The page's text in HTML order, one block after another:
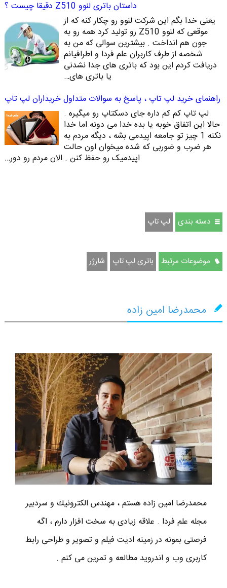
داستان باتری لنوو Z510 دقیقا چیست ؟
یعنی خدا بگم این شرکت لنوو رو چکار کنه که از
موقعی که لنوو Z510 رو تولید کرد همه رو به
جون هم انداخت . بیشترین سوالی که من به
شخصه از طرف کاربران علم فردا و اطرافیانم
دریافت کردم این بود که باتری های جدا نشدنی
یا باتری های…
راهنمای خرید لپ تاپ ، پاسخ به سوالات متداول خریداران لپ تاپ
لپ تاپ کم کم داره جای دسکتاپ رو میگیره .
حالا این اتفاق خوبه یا بده خدا می دونه اما خدا
نکنه 1 چیز تو جامعه اپیدمی بشه ، دیگه مردم به
هر ضرب و ضوربی که شده میخوان اون حالت
اپیدمیک رو حفظ کنن . الان مردم رو دور…
دسته بندی لپ تاپ
موضوعات مرتبط باتری لپ تاپ شارژر
محمدرضا امین زاده
محمدرضا امين زاده هستم ، مهندس الكترونيك و سردبير
مجله علم فردا . علاقه زیادی به سخت افزار دارم ، اگه
فرصتی بمونه در زمینه ادیت فیلم و تصویر و طراحی رابط
کاربری وب و اندروید مطالعه و تمرین می کنم .